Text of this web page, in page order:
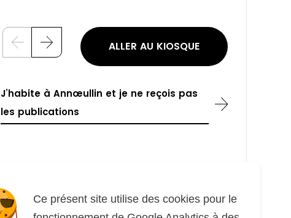
Ce présent site utilise des cookies pour le
P
r
d
n
t
S
u
n
ALLER AU KIOSQUE
J’habite à Annœullin et je ne reçois pas
les publications